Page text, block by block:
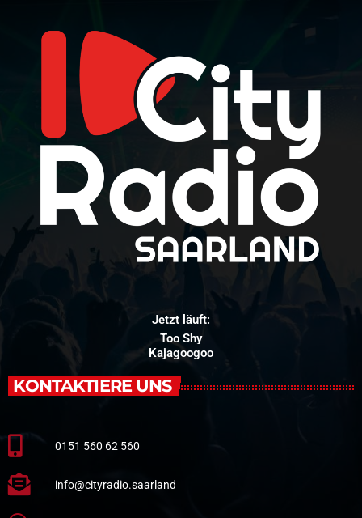
Jetzt läuft:
Too Shy
Kajagoogoo
KONTAKTIERE UNS
0151 560 62 560
info@cityradio.saarland